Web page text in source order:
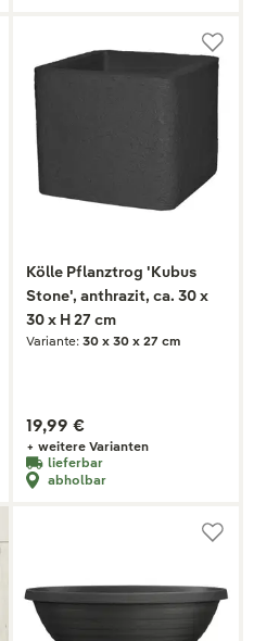
Kölle Pflanztrog 'Kubus
Stone', anthrazit, ca. 30 x
30 x H 27 cm
Variante: 30 x 30 x 27 cm
19,99 €
+ weitere Varianten
lieferbar
abholbar